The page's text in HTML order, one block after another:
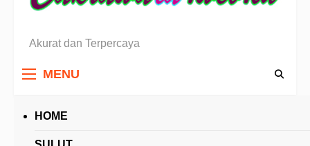
Berita Sulawesi Utara
Akurat dan Terpercaya
MENU
HOME
HEADLINES